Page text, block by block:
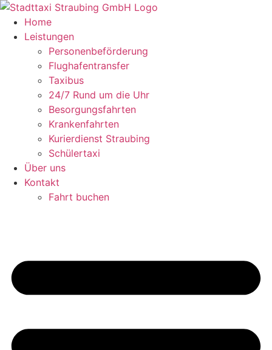
Zum
Inhalt
springen
Home
Leistungen
Personenbeförderung
Flughafentransfer
Taxibus
24/7 Rund um die Uhr
Besorgungsfahrten
Krankenfahrten
Kurierdienst Straubing
Schülertaxi
Über uns
Kontakt
Fahrt buchen